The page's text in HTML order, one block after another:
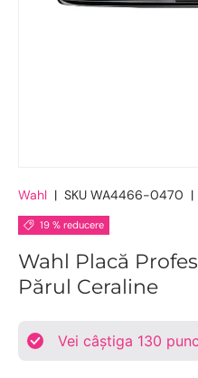
Wahl | SKU WA4466-0470 |
19 % reducere
Wahl Placă
Părul Ceraline
Vei câștiga 130